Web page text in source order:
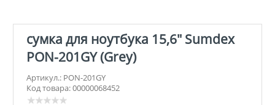
сумка для ноутбука 15,6" Sumdex
PON-201GY (Grey)
Артикул.: PON-201GY
Код товара: 00000068452